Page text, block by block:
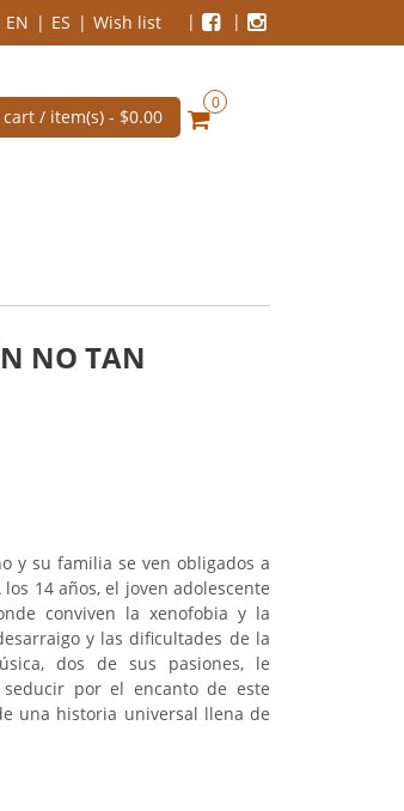
EN ES Wish list
cart / item(s) - $0.00
0
NO TAN
y su familia se ven obligados a
14 años, el joven adolescente
conviven la xenofobia y la
y las dificultades de la
dos de sus pasiones, le
por el encanto de este
una historia universal llena de